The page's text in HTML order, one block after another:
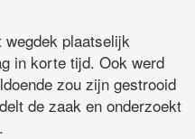
plaatselijk
in korte tijd. Ook werd
zou zijn gestrooid
de zaak en onderzoekt